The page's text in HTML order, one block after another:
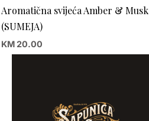
Aromatična svijeća Amber & Musk
(SUMEJA)
KM 20.00